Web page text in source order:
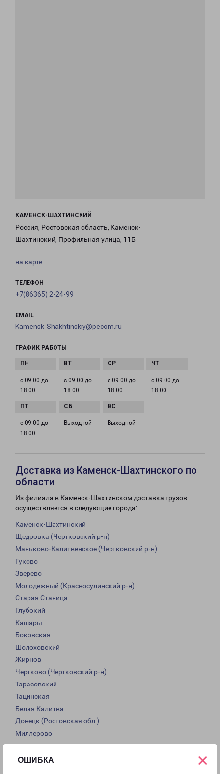
ОШИБКА ×
КАМЕНСК-ШАХТИНСКИЙ
Россия, Ростовская область, Каменск-
Шахтинский, Профильная улица, 11Б
на карте
ТЕЛЕФОН
+7(86365) 2-24-99
EMAIL
Kamensk-Shakhtinskiy@pecom.ru
ГРАФИК РАБОТЫ
с 09:00 до
18:00
с 09:00 до
18:00
с 09:00 до
18:00
с 09:00 до
18:00
с 09:00 до
18:00
Выходной Выходной
Доставка из Каменск-Шахтинского по
области
Из филиала в Каменск-Шахтинском доставка грузов
осуществляется в следующие города:
Каменск-Шахтинский
Щедровка (Чертковский р-н)
Маньково-Калитвенское (Чертковский р-н)
Гуково
Зверево
Молодежный (Красносулинский р-н)
Старая Станица
Глубокий
Кашары
Боковская
Шолоховский
Жирнов
Чертково (Чертковский р-н)
Тарасовский
Тацинская
Белая Калитва
Донецк (Ростовская обл.)
Миллерово
Доставка по Карачаево-Черкесской